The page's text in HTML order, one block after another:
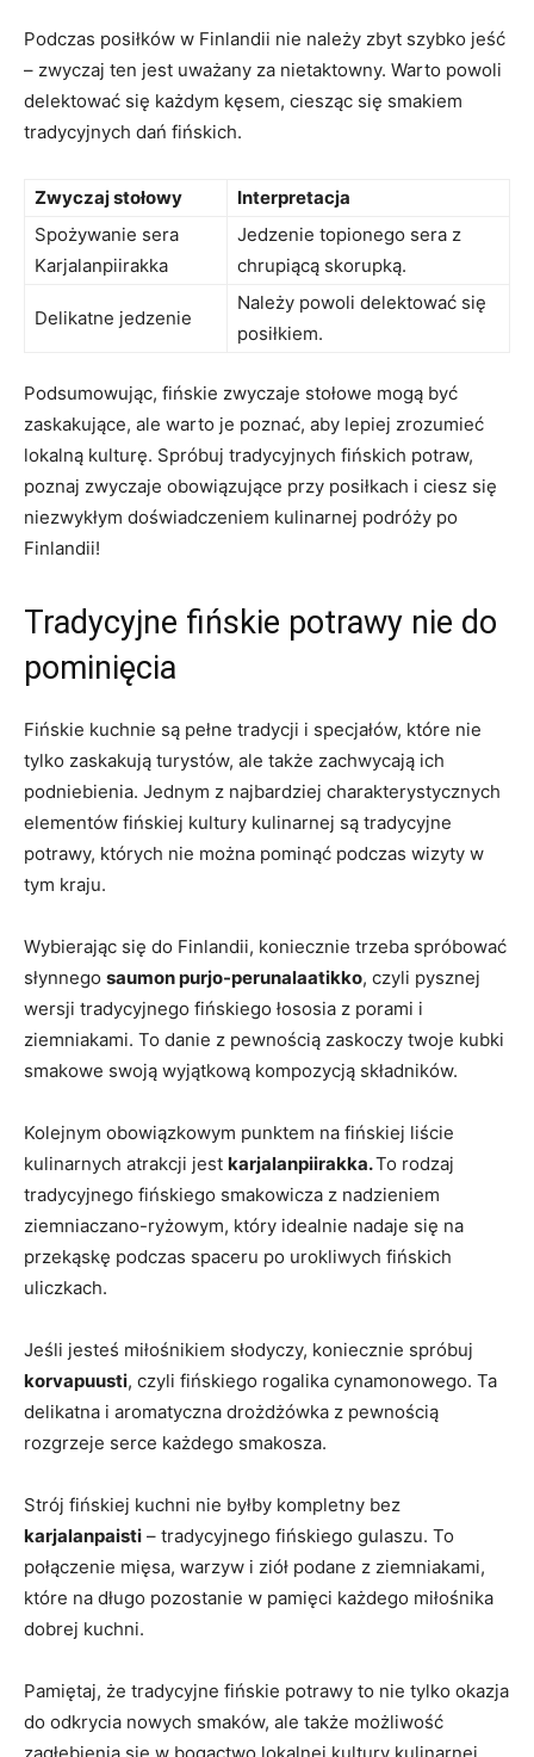
Podczas ​posiłków⁤ w Finlandii nie należy⁤ zbyt szybko ​jeść
– zwyczaj ten jest uważany za ‍nietaktowny. ​Warto powoli‌
delektować ⁢się każdym kęsem, ciesząc się smakiem
tradycyjnych dań fińskich.
Zwyczaj stołowy
Interpretacja
Spożywanie sera​
Karjalanpiirakka
Jedzenie topionego sera z
chrupiącą skorupką.
Delikatne jedzenie
Należy powoli delektować się
posiłkiem.
Podsumowując, fińskie zwyczaje ⁢stołowe mogą być
zaskakujące,⁤ ale warto je poznać, aby lepiej zrozumieć
lokalną kulturę. Spróbuj tradycyjnych ⁤fińskich potraw,
poznaj zwyczaje ⁤obowiązujące przy posiłkach i ⁢ciesz ‌się
niezwykłym doświadczeniem​ kulinarnej podróży po
Finlandii!
Tradycyjne fińskie potrawy nie ⁣do
pominięcia
Fińskie kuchnie⁤ są pełne tradycji ⁣i⁣ specjałów, które ‌nie
tylko ​zaskakują ⁢turystów, ale także​ zachwycają ​ich
podniebienia. Jednym ‍z najbardziej ⁤charakterystycznych
elementów‍ fińskiej ‍kultury kulinarnej są tradycyjne
potrawy, których nie ⁢można‌ pominąć podczas wizyty​ w
tym kraju.
Wybierając się do ‍Finlandii, koniecznie ⁣trzeba spróbować
słynnego saumon ‌purjo-perunalaatikko, czyli pysznej
wersji tradycyjnego fińskiego​ łososia ⁣z porami i
⁢ziemniakami. To danie z ​pewnością zaskoczy twoje kubki‍
smakowe swoją⁤ wyjątkową ‍kompozycją składników.
Kolejnym obowiązkowym punktem na fińskiej liście
kulinarnych atrakcji jest karjalanpiirakka.To rodzaj
tradycyjnego ​fińskiego smakowicza z nadzieniem
ziemniaczano-ryżowym, który idealnie nadaje się na
przekąskę podczas spaceru po urokliwych fińskich
uliczkach.
Jeśli​ jesteś miłośnikiem słodyczy, koniecznie spróbuj ⁤
korvapuusti, czyli fińskiego ⁤rogalika cynamonowego. Ta
delikatna i aromatyczna drożdżówka z pewnością
rozgrzeje serce każdego‍ smakosza.
Strój fińskiej kuchni nie byłby kompletny bez
karjalanpaisti – tradycyjnego fińskiego ⁣gulaszu. To
połączenie mięsa, warzyw i ‍ziół podane‌ z ziemniakami,
które⁢ na długo pozostanie w pamięci każdego miłośnika
dobrej kuchni.
Pamiętaj, że tradycyjne fińskie potrawy to ‌nie tylko okazja
do odkrycia nowych ⁣smaków, ale także możliwość